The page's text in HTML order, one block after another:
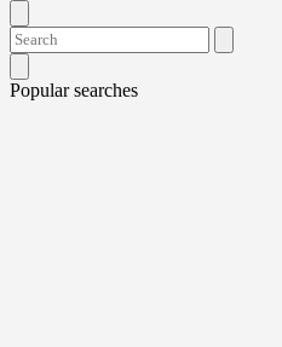
Popular searches